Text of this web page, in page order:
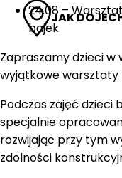
JAK
24.08 –
bajek
Zapraszamy dzieci w
wyjątkowe warsztaty
Podczas zajęć dzieci
specjalnie
rozwijając przy tym
zdolności